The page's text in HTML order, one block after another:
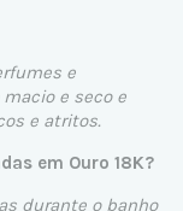
e
e seco e
e atritos.
em Ouro 18K?
durante o banho